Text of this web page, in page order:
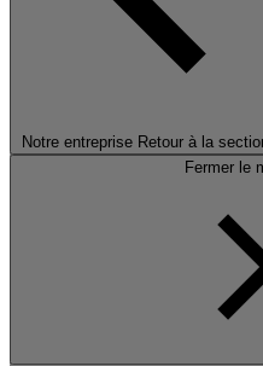
Notre entreprise Retour à la
Fermer le